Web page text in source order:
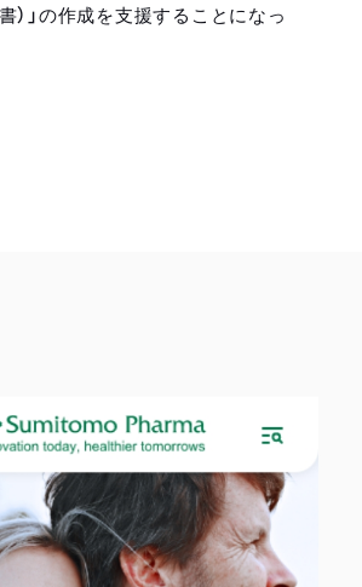
）」の作成を支援することになっ